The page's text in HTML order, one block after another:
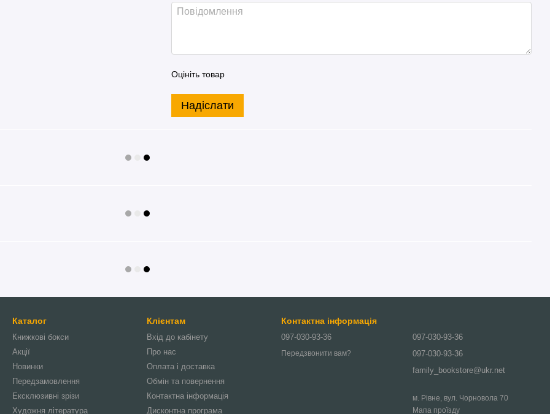
Оцініть товар
Надіслати
Каталог
Книжкові бокси
Акції
Новинки
Передзамовлення
Ексклюзивні зрізи
Художня література
Клієнтам
Вхід до кабінету
Про нас
Оплата і доставка
Обмін та повернення
Контактна інформація
Дисконтна програма
Контактна інформація
097-030-93-36
Передзвонити вам?
097-030-93-36
097-030-93-36
family_bookstore@ukr.net
м. Рівне, вул. Чорновола 70
Мапа проїзду